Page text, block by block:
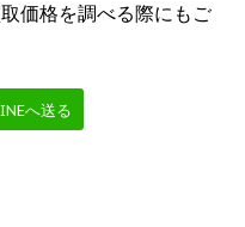
価格を調べる際にもご
へ送る